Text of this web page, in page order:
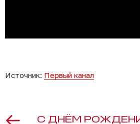
Источник: Первый канал
С ДНЁМ